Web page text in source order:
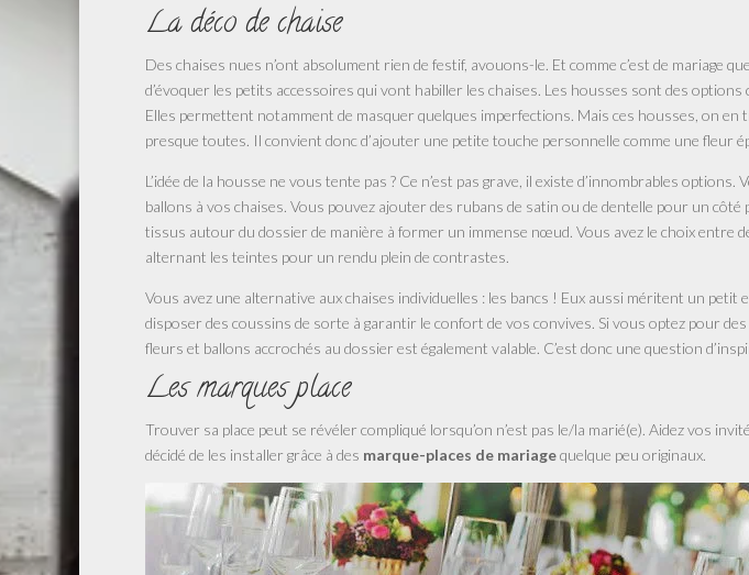
La déco de chaise
Des chaises nues n’ont absolument rien de festif, avouons-le. Et comme c’est de mariage
d’évoquer les petits accessoires qui vont habiller les chaises. Les housses sont des
Elles permettent notamment de masquer quelques imperfections. Mais ces housses, on
presque toutes. Il convient donc d’ajouter une petite touche personnelle comme une fleur
L’idée de la housse ne vous tente pas ? Ce n’est pas grave, il existe d’innombrables options.
ballons à vos chaises. Vous pouvez ajouter des rubans de satin ou de dentelle pour un côté
tissus autour du dossier de manière à former un immense nœud. Vous avez le choix entre
alternant les teintes pour un rendu plein de contrastes.
Vous avez une alternative aux chaises individuelles : les bancs ! Eux aussi méritent un petit
disposer des coussins de sorte à garantir le confort de vos convives. Si vous optez pour
fleurs et ballons accrochés au dossier est également valable. C’est donc une question
Les marques place
Trouver sa place peut se révéler compliqué lorsqu’on n’est pas le/la marié(e). Aidez vos
décidé de les installer grâce à des marque-places de mariagequelque peu originaux.